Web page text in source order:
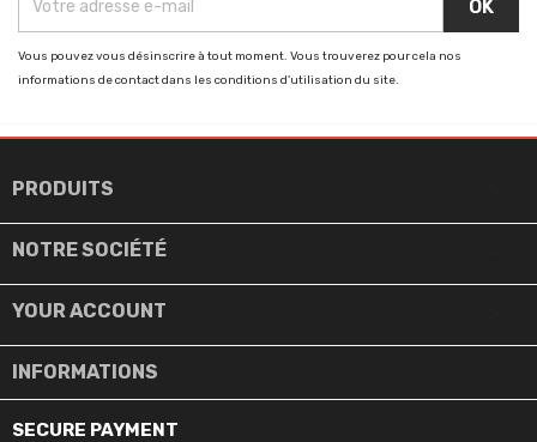
Vous pouvez vous désinscrire à tout moment. Vous trouverez pour cela nos
informations de contact dans les conditions d'utilisation du site.
PRODUITS
NOTRE SOCIÉTÉ
YOUR ACCOUNT
INFORMATIONS
SECURE PAYMENT